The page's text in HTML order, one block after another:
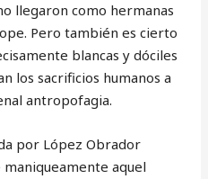
llegaron como hermanas
Pero también es cierto
blancas y dóciles
los sacrificios humanos a
antropofagia.
por López Obrador
aquel